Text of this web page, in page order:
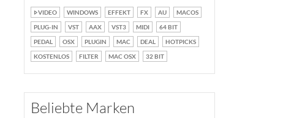
VIDEO WINDOWS EFFEKT FX AU
MACOS
PLUG-IN
VST AAX VST3 MIDI
64 BIT
PEDAL
OSX PLUGIN MAC DEAL
HOTPICKS
KOSTENLOS
FILTER MAC OSX 32 BIT
Beliebte Marken